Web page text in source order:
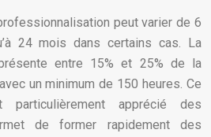
peut varier de 6
24 mois dans certains cas. La
entre 15% et 25% de la
un minimum de 150 heures. Ce
apprécié des
de former rapidement des